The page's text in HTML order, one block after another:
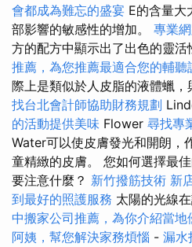
會都成為難忘的盛宴 E的含量大
部影響的敏感性的增加。 專業
方的配方中顯示出了出色的靈活
推薦，為您推薦最適合您的輔聽
際上是類似於人皮脂的液體蠟，
找台北會計師協助財務規劃
的活動提供美味 Flower 尋找專
Water可以使皮膚發光和開朗，
童精緻的皮膚。 您如何選擇最
要注意什麼？ 新竹撥筋技術 新
到最好的照護服務 太陽的光線
中搬家公司推薦，為你介紹當地
阿姨，幫您解決家務煩惱 - 漏水